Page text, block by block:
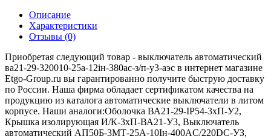
Описание
Характеристики
Отзывы (0)
Приобретая следующий товар - выключатель автоматический
ва21-29-320010-25а-12iн-380ac-з/п-у3-аэс в интернет магазине
Etgo-Group.ru вы гарантированно получите быструю доставку
по России. Наша фирма обладает сертификатом качества на
продукцию из каталога автоматические выключатели в литом
корпусе. Наши аналоги:Оболочка ВА21-29-IP54-3хП-У2,
Крышка изолирующая И/К-3хП-ВА21-У3, Выключатель
автоматический АП50Б-3МТ-25А-10Iн-400AС/220DC-УЗ,